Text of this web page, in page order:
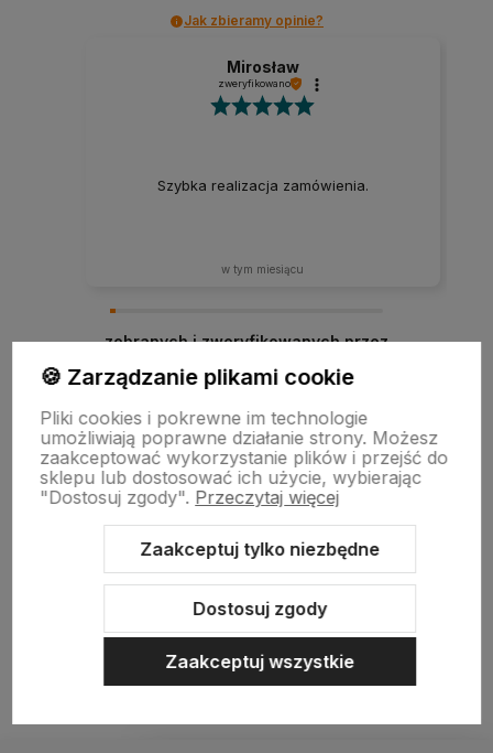
Jak zbieramy opinie?
Mirosław
zweryfikowano
Szybka realizacja zamówienia.
w tym miesiącu
zebranych i zweryfikowanych przez
Sklep internetowy Shoper.pl Szablon Shoper Modern 3.0™
🍪 Zarządzanie plikami cookie
Pliki cookies i pokrewne im technologie
umożliwiają poprawne działanie strony. Możesz
zaakceptować wykorzystanie plików i przejść do
sklepu lub dostosować ich użycie, wybierając
"Dostosuj zgody". Przeczytaj więcej
Zaakceptuj tylko niezbędne
Dostosuj zgody
Zaakceptuj wszystkie